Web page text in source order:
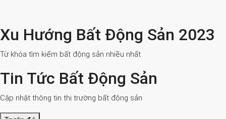
Xu Hướng Bất Động Sản 2023
Từ khóa tìm kiếm bất động sản nhiều nhất
Tin Tức Bất Động Sản
Cập nhật thông tin thị trường bất động sản